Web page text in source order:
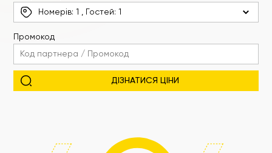
Номерів:1 , Гостей: 1
Промокод